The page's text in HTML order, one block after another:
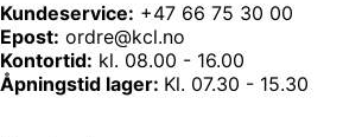
Kundeservice: +47 66 75 30 00
Epost: ordre@kcl.no
Kontortid: kl. 08.00 - 16.00
Åpningstid lager: Kl. 07.30 - 15.30